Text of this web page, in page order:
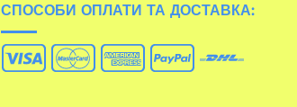
СПОСОБИ ОПЛАТИ ТА ДОСТАВКА: